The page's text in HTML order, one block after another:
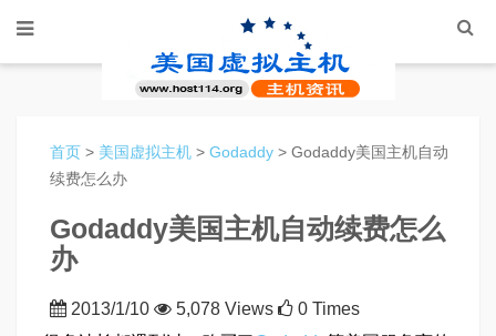
首页 > 美国虚拟主机 > Godaddy > Godaddy美国主机自动
续费怎么办
Godaddy美国主机自动续费怎么
办
2013/1/10 5,078 Views
0 Times